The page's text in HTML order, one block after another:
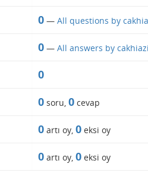
0— All questions by
0— All answers by
0
0soru, 0cevap
0artı oy, 0eksi oy
0artı oy, 0eksi oy